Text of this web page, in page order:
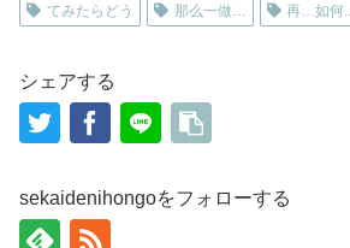
てみたらどう
那么一做… 再…如何
シェアする
sekaidenihongoをフォローする